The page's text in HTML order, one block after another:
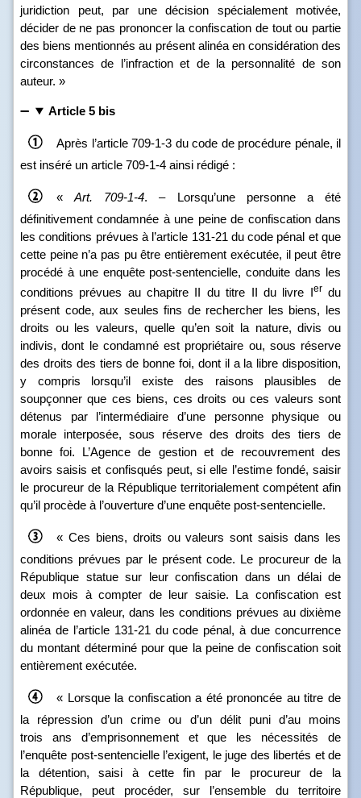
juridiction peut, par une décision spécialement motivée,
décider de ne pas prononcer la confiscation de tout ou partie
des biens mentionnés au présent alinéa en considération des
circonstances de l’infraction et de la personnalité de son
auteur. »
Article 5 bis
Après l’article 709‑1‑3 du code de procédure pénale, il
est inséré un article 709‑1‑4 ainsi rédigé :
«Art. 709‑1‑4. – Lorsqu’une personne a été
définitivement condamnée à une peine de confiscation dans
les conditions prévues à l’article 131‑21 du code pénal et que
cette peine n’a pas pu être entièrement exécutée, il peut être
procédé à une enquête post‑sentencielle, conduite dans les
conditions prévues au chapitre II du titre II du livre Ier du
présent code, aux seules fins de rechercher les biens, les
droits ou les valeurs, quelle qu’en soit la nature, divis ou
indivis, dont le condamné est propriétaire ou, sous réserve
des droits des tiers de bonne foi, dont il a la libre disposition,
y compris lorsqu’il existe des raisons plausibles de
soupçonner que ces biens, ces droits ou ces valeurs sont
détenus par l’intermédiaire d’une personne physique ou
morale interposée, sous réserve des droits des tiers de
bonne foi. L’Agence de gestion et de recouvrement des
avoirs saisis et confisqués peut, si elle l’estime fondé, saisir
le procureur de la République territorialement compétent afin
qu’il procède à l’ouverture d’une enquête post-sentencielle.
« Ces biens, droits ou valeurs sont saisis dans les
conditions prévues par le présent code. Le procureur de la
République statue sur leur confiscation dans un délai de
deux mois à compter de leur saisie. La confiscation est
ordonnée en valeur, dans les conditions prévues au dixième
alinéa de l’article 131‑21 du code pénal, à due concurrence
du montant déterminé pour que la peine de confiscation soit
entièrement exécutée.
« Lorsque la confiscation a été prononcée au titre de
la répression d’un crime ou d’un délit puni d’au moins
trois ans d’emprisonnement et que les nécessités de
l’enquête post‑sentencielle l’exigent, le juge des libertés et de
la détention, saisi à cette fin par le procureur de la
République, peut procéder, sur l’ensemble du territoire